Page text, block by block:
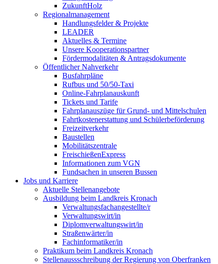
ZukunftHolz
Regionalmanagement
Handlungsfelder & Projekte
LEADER
Aktuelles & Termine
Unsere Kooperationspartner
Fördermodalitäten & Antragsdokumente
Öffentlicher Nahverkehr
Busfahrpläne
Rufbus und 50/50-Taxi
Online-Fahrplanauskunft
Tickets und Tarife
Fahrplanauszüge für Grund- und Mittelschulen
Fahrtkostenerstattung und Schülerbeförderung
Freizeitverkehr
Baustellen
Mobilitätszentrale
FreischießenExpress
Informationen zum VGN
Fundsachen in unseren Bussen
Jobs und Karriere
Aktuelle Stellenangebote
Ausbildung beim Landkreis Kronach
Verwaltungsfachangestellte/r
Verwaltungswirt/in
Diplomverwaltungswirt/in
Straßenwärter/in
Fachinformatiker/in
Praktikum beim Landkreis Kronach
Stellenaussschreibung der Regierung von Oberfranken